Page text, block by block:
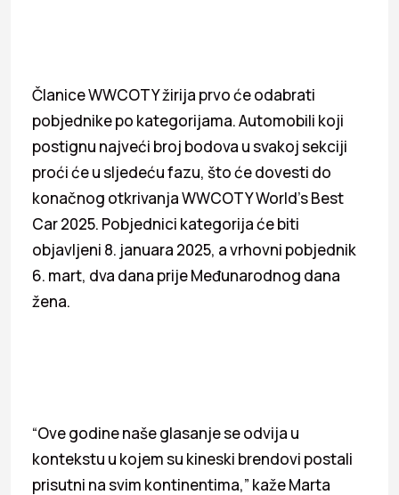
Članice WWCOTY žirija prvo će odabrati
pobjednike po kategorijama. Automobili koji
postignu najveći broj bodova u svakoj sekciji
proći će u sljedeću fazu, što će dovesti do
konačnog otkrivanja WWCOTY World’s Best
Car 2025. Pobjednici kategorija će biti
objavljeni 8. januara 2025, a vrhovni pobjednik
6. mart, dva dana prije Međunarodnog dana
žena.
“Ove godine naše glasanje se odvija u
kontekstu u kojem su kineski brendovi postali
prisutni na svim kontinentima,” kaže Marta